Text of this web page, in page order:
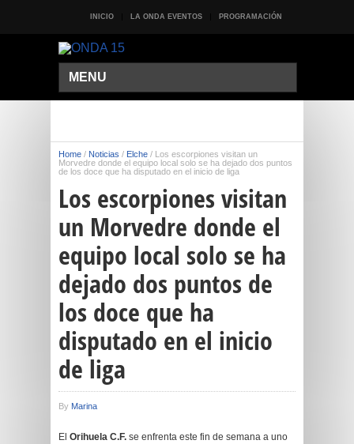
INICIO LA ONDA EVENTOS PROGRAMACIÓN
MENU
Home / Noticias / Elche / Los escorpiones visitan un
Morvedre donde el equipo local solo se ha dejado dos puntos
de los doce que ha disputado en el inicio de liga
Los escorpiones visitan
un Morvedre donde el
equipo local solo se ha
dejado dos puntos de
los doce que ha
disputado en el inicio
de liga
By Marina
El Orihuela C.F. se enfrenta este fin de semana a uno